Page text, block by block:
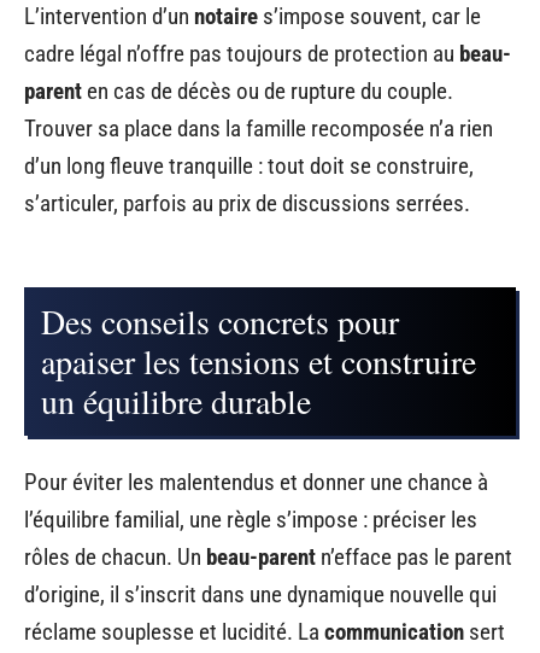
L’intervention d’un notaire s’impose souvent, car le
cadre légal n’offre pas toujours de protection au beau-
parent en cas de décès ou de rupture du couple.
Trouver sa place dans la famille recomposée n’a rien
d’un long fleuve tranquille : tout doit se construire,
s’articuler, parfois au prix de discussions serrées.
Des conseils concrets pour
apaiser les tensions et construire
un équilibre durable
Pour éviter les malentendus et donner une chance à
l’équilibre familial, une règle s’impose : préciser les
rôles de chacun. Un beau-parent n’efface pas le parent
d’origine, il s’inscrit dans une dynamique nouvelle qui
réclame souplesse et lucidité. La communication sert